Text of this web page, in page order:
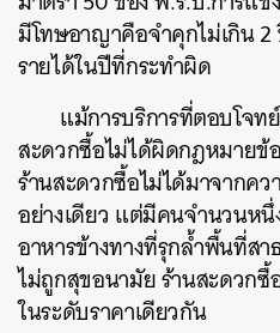
มีโทษอาญาคือจำคุกไม่เกิน 2
รายได้ในปีที่กระทำผิด
แม้การบริการที่ตอบโจท
สะดวกซื้อไม่ได้ผิดกฎหมายข้
ร้านสะดวกซื้อไม่ได้มาจากค
อย่างเดียว แต่มีคนจำนวนห
อาหารข้างทางที่รุกล้ำพื้นที่ส
ไม่ถูกสุขอนามัย ร้านสะดวกซื้
ในระดับราคาเดียวกัน